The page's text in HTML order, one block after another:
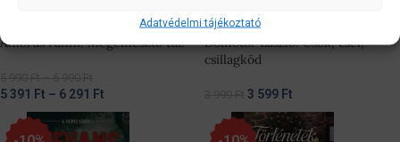
Adatvédelmi tájékoztató
Ambrus Fanni: Megemésztő tűz
5 391 Ft – 6 291 Ft
Dömötör László: Csók, csel,
csillagköd
3 599 Ft